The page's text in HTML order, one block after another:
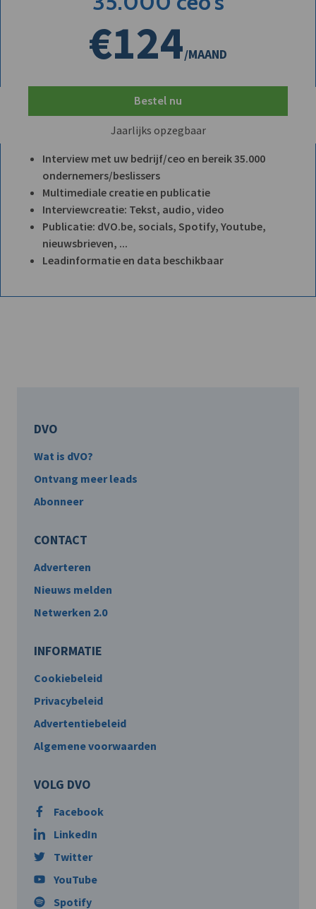
€124/MAAND
Bestel nu
Jaarlijks opzegbaar
Interview met uw bedrijf/ceo en bereik 35.000
ondernemers/beslissers
Multimediale creatie en publicatie
Interviewcreatie: Tekst, audio, video
Publicatie: dVO.be, socials, Spotify, Youtube,
nieuwsbrieven, ...
Leadinformatie en data beschikbaar
DVO
Wat is dVO?
Ontvang meer leads
Abonneer
CONTACT
Adverteren
Nieuws melden
Netwerken 2.0
INFORMATIE
Cookiebeleid
Privacybeleid
Advertentiebeleid
Algemene voorwaarden
VOLG DVO
Facebook
LinkedIn
Twitter
YouTube
Spotify